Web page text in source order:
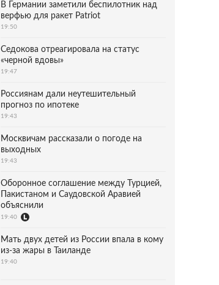
В Германии заметили беспилотник над
верфью для ракет Patriot
19:50
Седокова отреагировала на статус
«черной вдовы»
19:47
Россиянам дали неутешительный
прогноз по ипотеке
19:43
Москвичам рассказали о погоде на
выходных
19:43
Оборонное соглашение между Турцией,
Пакистаном и Саудовской Аравией
объяснили
19:40
Мать двух детей из России впала в кому
из-за жары в Таиланде
19:40